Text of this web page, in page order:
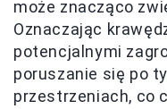
może znacząco
Oznaczając
potencjalnymi
poruszanie się po
przestrzeniach, co